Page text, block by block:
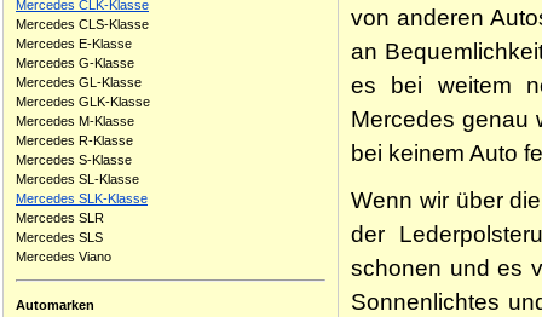
Mercedes CLK-Klasse
Mercedes CLS-Klasse
Mercedes E-Klasse
Mercedes G-Klasse
Mercedes GL-Klasse
Mercedes GLK-Klasse
Mercedes M-Klasse
Mercedes R-Klasse
Mercedes S-Klasse
Mercedes SL-Klasse
Mercedes SLK-Klasse
Mercedes SLR
Mercedes SLS
Mercedes Viano
Automarken
von anderen
an
es bei weitem
Mercedes genau
bei keinem Auto
Wenn wir über
der
schonen und es
Sonnenlichtes